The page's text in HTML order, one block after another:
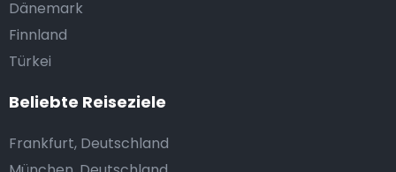
Dänemark
Finnland
Türkei
Beliebte Reiseziele
Frankfurt, Deutschland